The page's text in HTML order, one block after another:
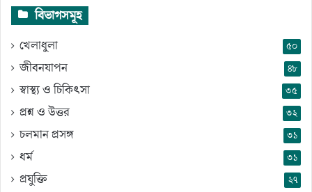
বিভাগসমূহ
খেলাধুলা ৫০
জীবনযাপন ৪৮
স্বাস্থ্য ও চিকিৎসা ৩৫
প্রশ্ন ও উত্তর ৩২
চলমান প্রসঙ্গ ৩১
ধর্ম ৩১
প্রযুক্তি ২৭